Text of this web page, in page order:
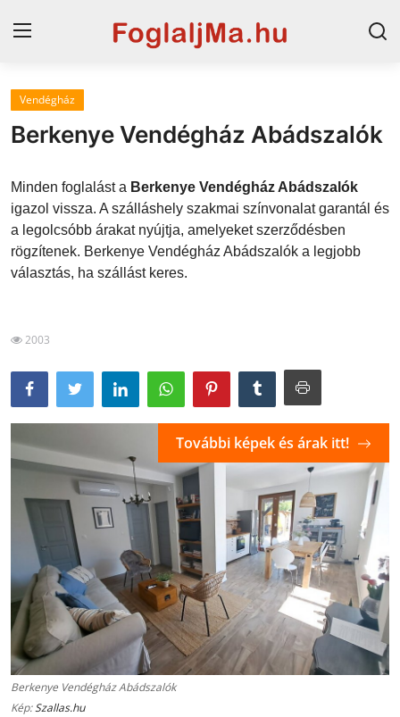
Magyarország
Horvát tengerpart
Szállások a Balatonon
Horvátország
Blog
Vendégház
Berkenye Vendégház Abádszalók
Minden foglalást a Berkenye Vendégház Abádszalók
igazol vissza. A szálláshely szakmai színvonalat garantál és
a legolcsóbb árakat nyújtja, amelyeket szerződésben
rögzítenek. Berkenye Vendégház Abádszalók a legjobb
választás, ha szállást keres.
2003
Berkenye Vendégház Abádszalók
Kép:Szallas.hu
További képek és árak itt!